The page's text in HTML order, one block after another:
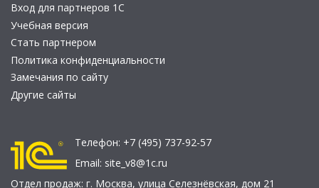
Вход для партнеров 1С
Учебная версия
Стать партнером
Политика конфиденциальности
Замечания по сайту
Другие сайты
Телефон: +7 (495) 737-92-57
Email: site_v8@1c.ru
Отдел продаж: г. Москва, улица Селезнёвская, дом 21